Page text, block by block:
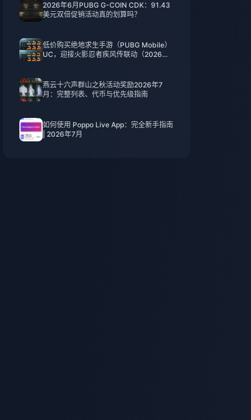
2026年6月PUBG G-COIN CDK：91.43
美元双倍促销活动真的划算吗？
低价购买绝地求生手游（PUBG Mobile）
UC，迎接火影忍者疾风传联动（2026年7
燕云十六声群山之秋活动奖励2026年7
月：完整列表、代币与优先级指南
如何使用 Poppo Live App：完全新手指南
| 2026年7月